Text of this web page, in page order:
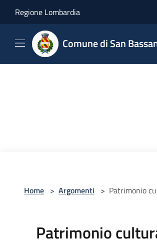
Regione Lombardia
Comune di San
Home > Argomenti > Patrimonio
Patrimonio